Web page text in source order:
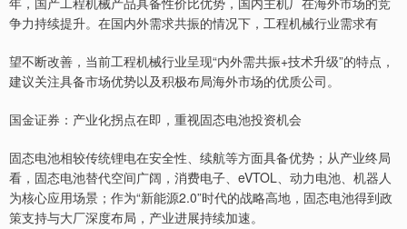
争力持续提升。在国内外需求共振的情况下，工程机械行业需求有
望不断改善，当前工程机械行业呈现“内外需共振+技术升级”的特点，
建议关注具备市场优势以及积极布局海外市场的优质公司。
国金证券：产业化拐点在即，重视固态电池投资机会
固态电池相较传统锂电在安全性、续航等方面具备优势；从产业终局
看，固态电池替代空间广阔，消费电子、eVTOL、动力电池、机器人
为核心应用场景；作为“新能源2.0”时代的战略高地，固态电池得到政
策支持与大厂深度布局，产业进展持续加速。